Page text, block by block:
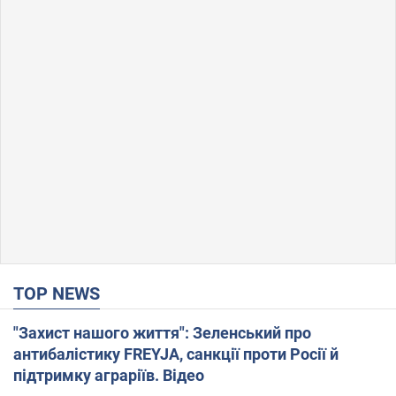
TOP NEWS
"Захист нашого життя": Зеленський про
антибалістику FREYJA, санкції проти Росії й
підтримку аграріїв. Відео